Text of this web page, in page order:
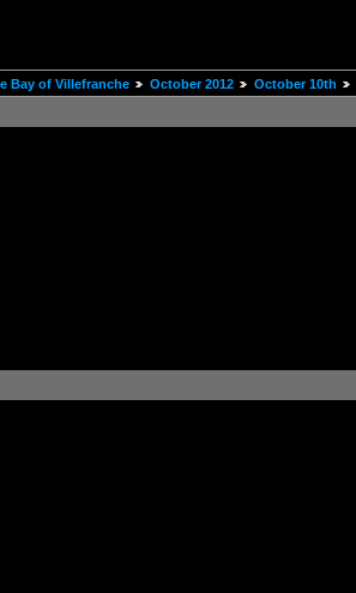
Bay of Villefranche October 2012 October 10th